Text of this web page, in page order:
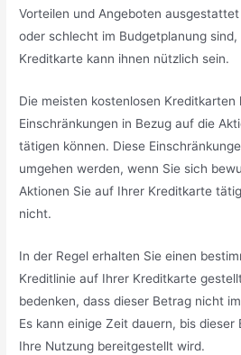
Vorteilen und Angeboten
oder schlecht im Budgetplanung
Kreditkarte kann ihnen nützlich sein.
Die meisten kostenlosen Kreditkarten
Einschränkungen in Bezug auf die
tätigen können. Diese
umgehen werden, wenn Sie sich
Aktionen Sie auf Ihrer Kreditkarte
nicht.
In der Regel erhalten Sie einen
Kreditlinie auf Ihrer Kreditkarte
bedenken, dass dieser Betrag nicht
Es kann einige Zeit dauern, bis
Ihre Nutzung bereitgestellt wird.